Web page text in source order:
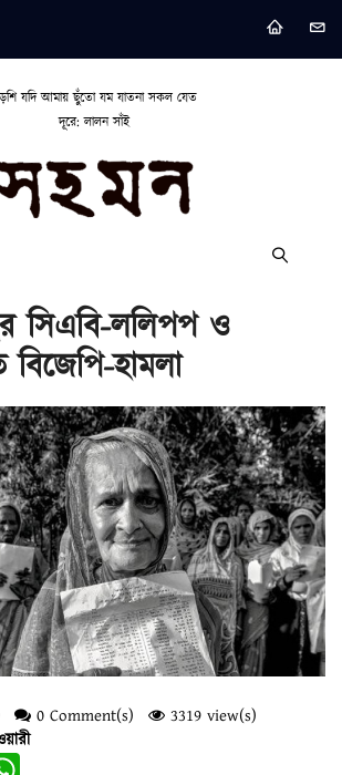
যদি আমায় ছুঁতো যম যাতনা সকল যেত
দূরে: লালন সাঁই
সিএবি-ললিপপ ও
বিজেপি-হামলা
0 Comment(s)
3319 view(s)